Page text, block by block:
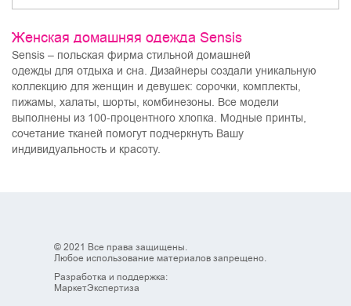
Женская домашняя одежда Sensis
Sensis – польская фирма стильной домашней
одежды для отдыха и сна. Дизайнеры создали уникальную
коллекцию для женщин и девушек: сорочки, комплекты,
пижамы, халаты, шорты, комбинезоны. Все модели
выполнены из 100-процентного хлопка. Модные принты,
сочетание тканей помогут подчеркнуть Вашу
индивидуальность и красоту.
© 2021 Все права защищены.
Любое использование материалов запрещено.
Разработка и поддержка:
МаркетЭкспертиза